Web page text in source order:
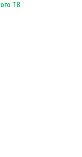
ТВ